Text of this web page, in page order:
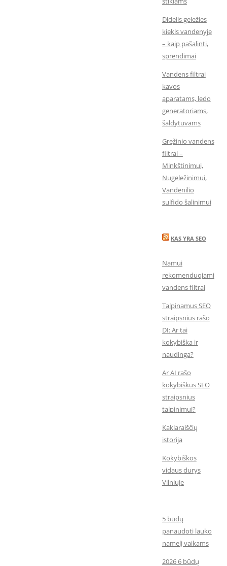
Didelis geležies
kiekis vandenyje
– kaip pašalinti,
sprendimai
Vandens filtrai
kavos
aparatams, ledo
generatoriams,
šaldytuvams
Gręžinio vandens
filtrai –
Minkštinimui,
Nugeležinimui,
Vandenilio
sulfido šalinimui
KAS YRA SEO
Namui
rekomenduojami
vandens filtrai
Talpinamus SEO
straipsnius rašo
DI: Ar tai
kokybiška ir
naudinga?
Ar AI rašo
kokybiškus SEO
straipsnius
talpinimui?
Kaklaraiščių
istorija
Kokybiškos
vidaus durys
Vilniuje
5 būdų
panaudoti lauko
namelį vaikams
2026 6 būdų